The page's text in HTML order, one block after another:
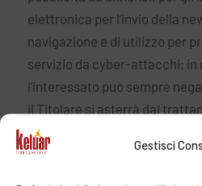
Gestisci
elettronica per l’invio della
navigazione e di utilizzo per
servizio da cyber-attacchi; in
l’interessato può sempre
il Titolare si asterrà dal
GDPR);
i) per finalità funzionali